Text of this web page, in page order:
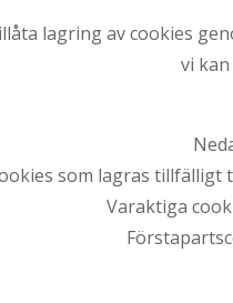
lagring av cookies
vi
som lagras
Varaktiga